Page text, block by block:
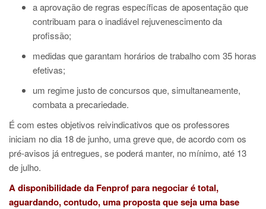
a aprovação de regras específicas de aposentação que
contribuam para o inadiável rejuvenescimento da
profissão;
medidas que garantam horários de trabalho com 35 horas
efetivas;
um regime justo de concursos que, simultaneamente,
combata a precariedade.
É com estes objetivos reivindicativos que os professores
iniciam no dia 18 de junho, uma greve que, de acordo com os
pré-avisos já entregues, se poderá manter, no mínimo, até 13
de julho.
A disponibilidade da Fenprof para negociar é total,
aguardando, contudo, uma proposta que seja uma base